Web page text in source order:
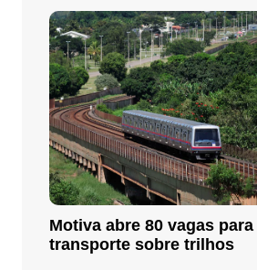
Motiva abre 80 vagas
transporte sobre trilhos